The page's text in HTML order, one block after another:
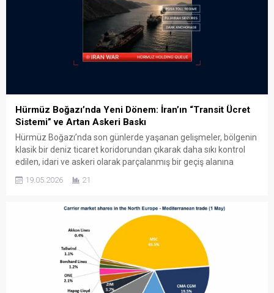
Hürmüz Boğazı’nda Yeni Dönem: İran’ın “Transit Ücret
Sistemi” ve Artan Askeri Baskı
Hürmüz Boğazı’nda son günlerde yaşanan gelişmeler, bölgenin
klasik bir deniz ticaret koridorundan çıkarak daha sıkı kontrol
edilen, idari ve askeri olarak parçalanmış bir geçiş alanına
geçiş modeli İran’ın, yeni kurulan Persian Gulf Strait Authority
19.05.2026 21